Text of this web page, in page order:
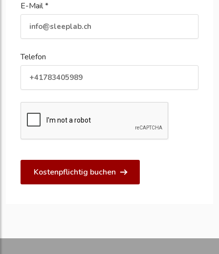
E-Mail *
Telefon
Kostenpflichtig buchen